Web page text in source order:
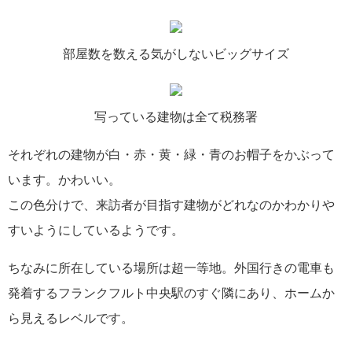
部屋数を数える気がしないビッグサイズ
写っている建物は全て税務署
それぞれの建物が白・赤・黄・緑・青のお帽子をかぶって
います。かわいい。
この色分けで、来訪者が目指す建物がどれなのかわかりや
すいようにしているようです。
ちなみに所在している場所は超一等地。外国行きの電車も
発着するフランクフルト中央駅のすぐ隣にあり、ホームか
ら見えるレベルです。